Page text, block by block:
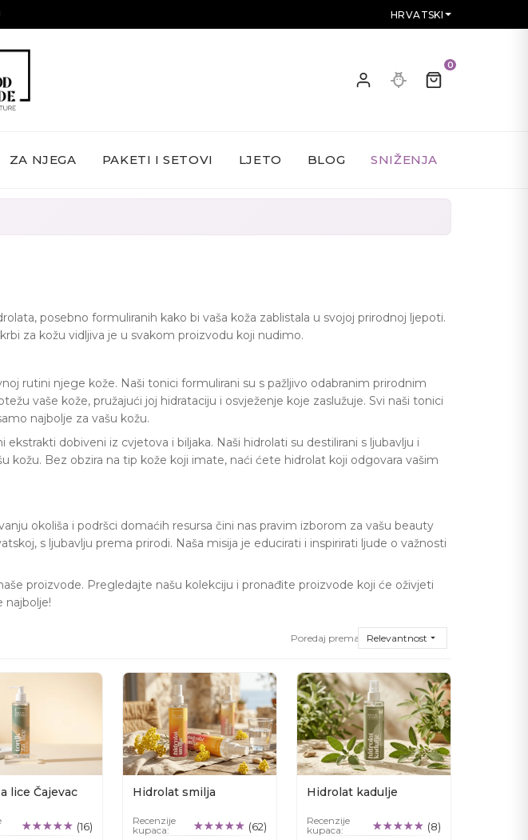
HRVATSKI
0
ZA NJEGA PAKETI I SETOVI LJETO BLOG SNIŽENJA
posebno formuliranih kako bi vaša koža zablistala u svojoj prirodnoj ljepoti.
za kožu vidljiva je u svakom proizvodu koji nudimo.
rutini njege kože. Naši tonici formulirani su s pažljivo odabranim prirodnim
vaše kože, pružajući joj hidrataciju i osvježenje koje zaslužuje. Svi naši tonici
najbolje za vašu kožu.
ekstrakti dobiveni iz cvjetova i biljaka. Naši hidrolati su destilirani s ljubavlju i
kožu. Bez obzira na tip kože koji imate, naći ćete hidrolat koji odgovara vašim
okoliša i podršci domaćih resursa čini nas pravim izborom za vašu beauty
s ljubavlju prema prirodi. Naša misija je educirati i inspirirati ljude o važnosti
proizvode. Pregledajte našu kolekciju i pronađite proizvode koji će oživjeti
najbolje!
Poredaj prema: Relevantnost 
lice Čajevac
(16)
Hidrolat smilja
Recenzije
kupaca:
(62)
Hidrolat kadulje
Recenzije
kupaca:
(8)